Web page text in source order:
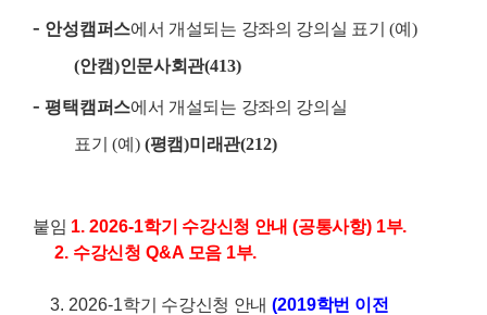
- 안성캠퍼스에서 개설되는 강좌의 강의실 표기 (예 )
(안캠)인문사회관(413)
- 평택캠퍼스에서 개설되는 강좌의 강의실
표기 (예 ) (평캠)미래관(212)
붙임 1. 2026-1학기 수강신청 안내 (공통사항) 1부.
2. 수강신청 Q&A 모음 1부.
3. 2026-1학기 수강신청 안내 (2019학번 이전